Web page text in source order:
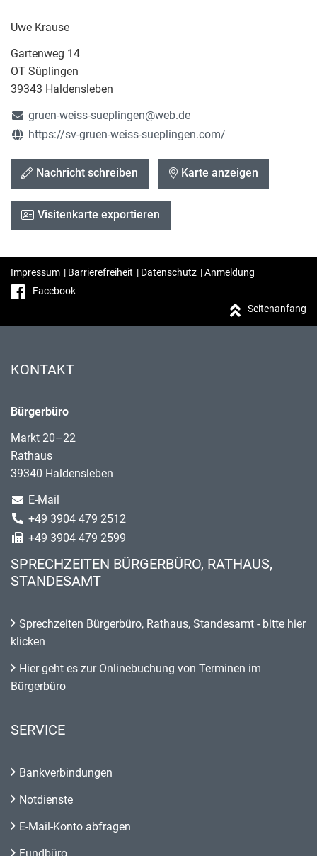
Uwe Krause
Gartenweg 14
OT Süplingen
39343 Haldensleben
gruen-weiss-sueplingen@web.de
https://sv-gruen-weiss-sueplingen.com/
Nachricht schreiben Karte anzeigen
Visitenkarte exportieren
Impressum | Barrierefreiheit | Datenschutz |Anmeldung
Facebook
Seitenanfang
KONTAKT
Bürgerbüro
Markt 20–22
Rathaus
39340 Haldensleben
E-Mail
+49 3904 479 2512
+49 3904 479 2599
SPRECHZEITEN BÜRGERBÜRO, RATHAUS,
STANDESAMT
Sprechzeiten Bürgerbüro, Rathaus, Standesamt - bitte hier
klicken
Hier geht es zur Onlinebuchung von Terminen im
Bürgerbüro
SERVICE
Bankverbindungen
Notdienste
E-Mail-Konto abfragen
Fundbüro